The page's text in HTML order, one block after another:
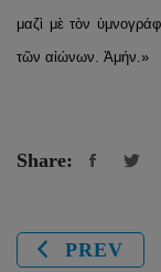
μαζὶ μὲ τὸν
τῶν αἰώνων. Ἀμήν.»
Share:
PREV